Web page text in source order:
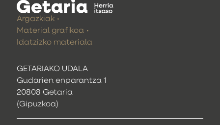
GETARIAKO UDALA
Gudarien enparantza 1
20808 Getaria
(Gipuzkoa)
Argazkiak
Material grafikoa
Idatzizko materiala